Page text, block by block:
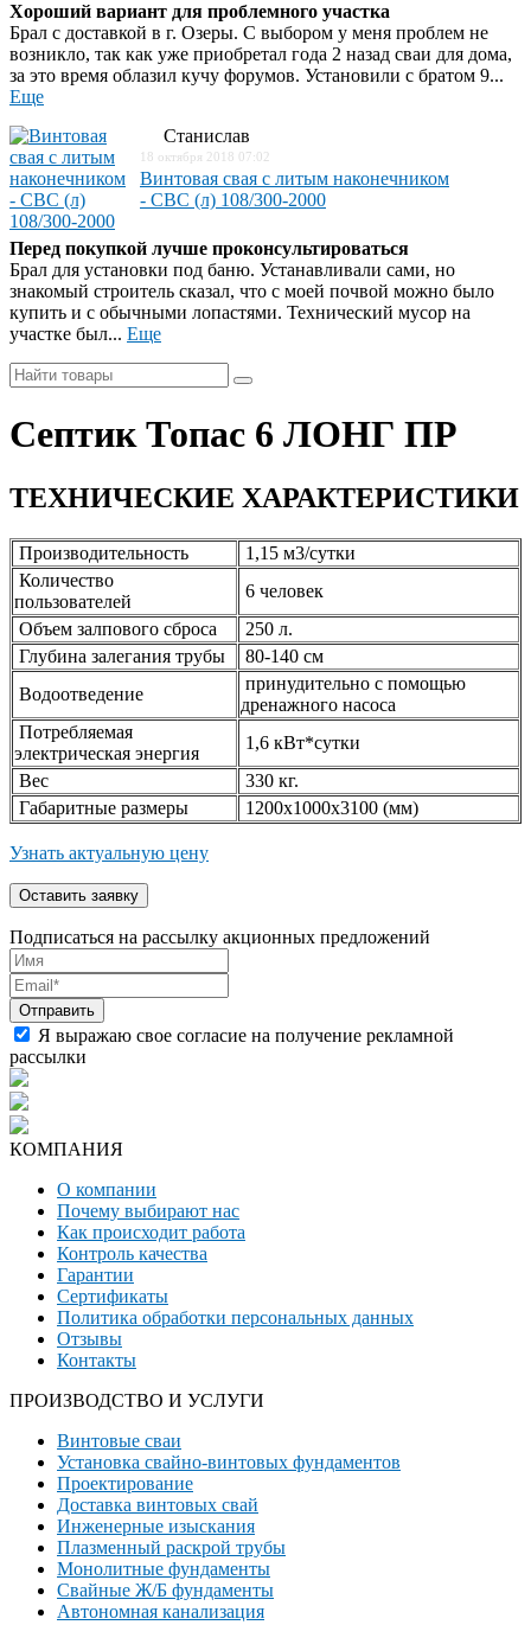
Хороший вариант для проблемного участка
Брал с доставкой в г. Озеры. С выбором у меня проблем не
возникло, так как уже приобретал года 2 назад сваи для дома,
за это время облазил кучу форумов. Установили с братом 9...
Еще
Станислав
18 октября 2018 07:02
Винтовая свая с литым наконечником
- СВС (л) 108/300-2000
Перед покупкой лучше проконсультироваться
Брал для установки под баню. Устанавливали сами, но
знакомый строитель сказал, что с моей почвой можно было
купить и с обычными лопастями. Технический мусор на
участке был... Еще
Септик Топас 6 ЛОНГ ПР
ТЕХНИЧЕСКИЕ ХАРАКТЕРИСТИКИ
Производительность
1,15 м3/сутки
Количество
пользователей
6 человек
Объем залпового сброса
250 л.
Глубина залегания трубы
80-140 см
Водоотведение
принудительно с помощью
дренажного насоса
Потребляемая
электрическая энергия
1,6 кВт*сутки
Вес
330 кг.
Габаритные размеры
1200x1000x3100 (мм)
Узнать актуальную цену
Подписаться на рассылку акционных предложений
Я выражаю свое согласие на получение рекламной
рассылки
КОМПАНИЯ
О компании
Почему выбирают нас
Как происходит работа
Контроль качества
Гарантии
Сертификаты
Политика обработки персональных данных
Отзывы
Контакты
ПРОИЗВОДСТВО И УСЛУГИ
Винтовые сваи
Установка свайно-винтовых фундаментов
Проектирование
Доставка винтовых свай
Инженерные изыскания
Плазменный раскрой трубы
Монолитные фундаменты
Свайные Ж/Б фундаменты
Автономная канализация